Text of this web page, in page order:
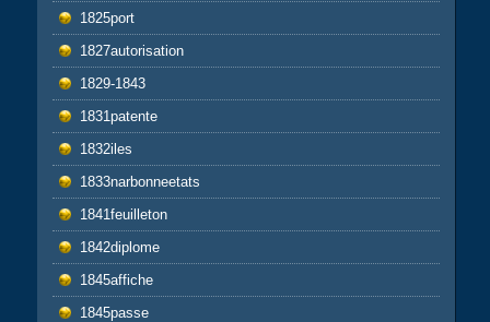
1825port
1827autorisation
1829-1843
1831patente
1832iles
1833narbonneetats
1841feuilleton
1842diplome
1845affiche
1845passe